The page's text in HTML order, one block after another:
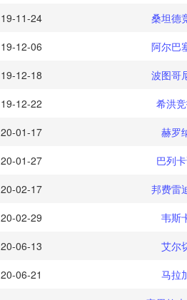
19-11-24
桑坦德
19-12-06
阿尔巴
19-12-18
波图哥
19-12-22
希洪
20-01-17
赫罗
20-01-27
巴列
20-02-17
邦费雷
20-02-29
韦斯
20-06-13
艾尔
20-06-21
马拉